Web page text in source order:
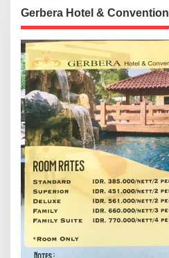
Gerbera Hotel & Convention